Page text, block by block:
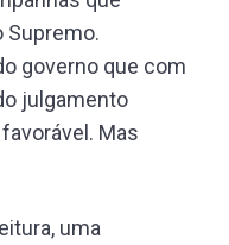
Supremo.
governo que com
julgamento
Mas
uma